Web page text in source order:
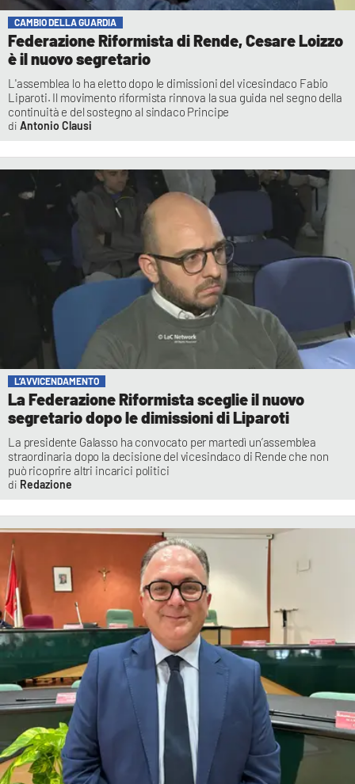
CAMBIO DELLA GUARDIA
Federazione Riformista di Rende, Cesare Loizzo
è il nuovo segretario
L'assemblea lo ha eletto dopo le dimissioni del vicesindaco Fabio
Liparoti. Il movimento riformista rinnova la sua guida nel segno della
continuità e del sostegno al sindaco Principe
Antonio Clausi
L’AVVICENDAMENTO
La Federazione Riformista sceglie il nuovo
segretario dopo le dimissioni di Liparoti
La presidente Galasso ha convocato per martedì un’assemblea
straordinaria dopo la decisione del vicesindaco di Rende che non
può ricoprire altri incarici politici
Redazione